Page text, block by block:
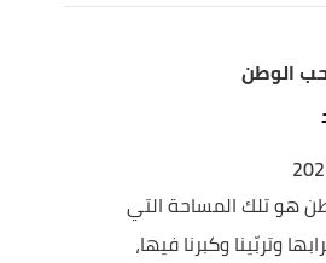
الوطن
هو تلك المساحة التي
وتربّينا وكبرنا فيها،